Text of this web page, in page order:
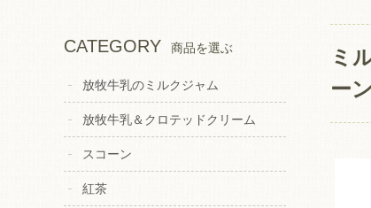
ミ
ー
CATEGORY 商品を選ぶ
放牧牛乳のミルクジャム
放牧牛乳＆クロテッドクリーム
スコーン
紅茶